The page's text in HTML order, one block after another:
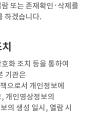
또는 존재확인·삭제를
하겠습니다.
화 조치 등을 통하여
기관은
으로서 개인정보에
개인영상정보의
의 생성 일시, 열람 시